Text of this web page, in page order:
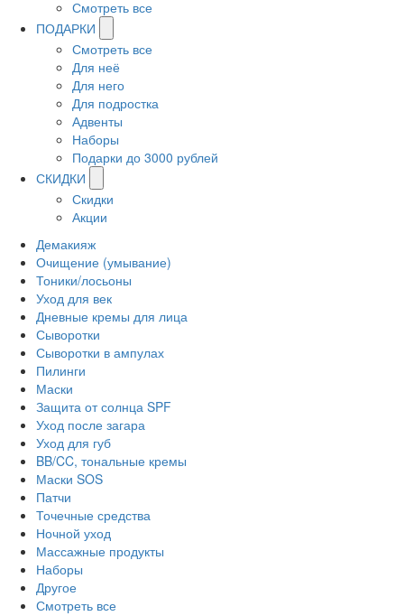
Смотреть все
ПОДАРКИ
Смотреть все
Для неё
Для него
Для подростка
Адвенты
Наборы
Подарки до 3000 рублей
СКИДКИ
Скидки
Акции
Демакияж
Очищение (умывание)
Тоники/лосьоны
Уход для век
Дневные кремы для лица
Сыворотки
Сыворотки в ампулах
Пилинги
Маски
Защита от солнца SPF
Уход после загара
Уход для губ
BB/CC, тональные кремы
Маски SOS
Патчи
Точечные средства
Ночной уход
Массажные продукты
Наборы
Другое
Смотреть все